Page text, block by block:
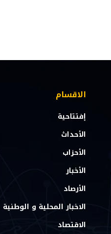
الاقسام
إفتتاحية
الأحداث
الأحزاب
الأخبار
الأرصاد
الاخبار المحلية و الوطنية
الاقتصاد